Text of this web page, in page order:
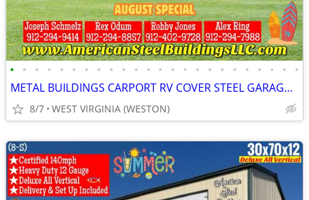
• • • • • • • • • • • • • • • • • • • • • • • •
METAL BUILDINGS CARPORT RV COVER STEEL GARAGE UTILITY SHED POLE BARN
8/7 WEST VIRGINIA (WESTON)